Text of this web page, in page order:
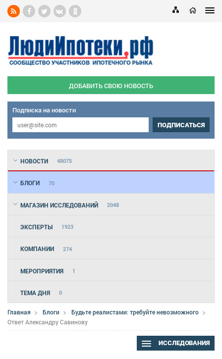
ДОБАВИТЬ СВОЮ НОВОСТЬ
Подписка на новости
ПОДПИСАТЬСЯ
НОВОСТИ 48075
БЛОГИ 70
МАГАЗИН ИССЛЕДОВАНИЙ 2048
ЭКСПЕРТЫ 1923
КОМПАНИИ 274
МЕРОПРИЯТИЯ 1
ТЕМА ДНЯ 0
Главная Блоги
Будьте реалистами: требуйте невозможного
Ответ Александру Савинову
ИССЛЕДОВАНИЯ